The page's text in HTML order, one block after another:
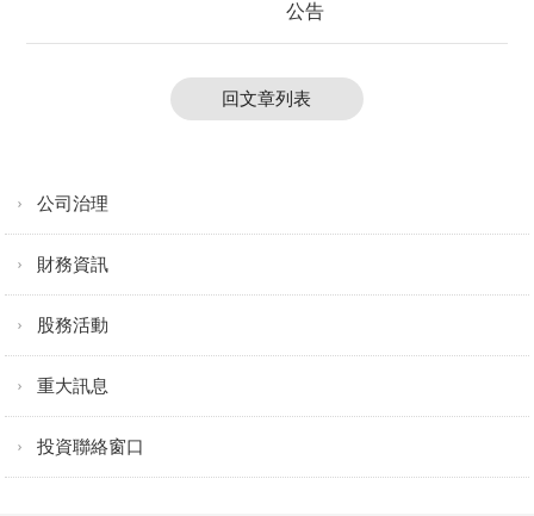
公告
回文章列表
公司治理
財務資訊
股務活動
重大訊息
投資聯絡窗口